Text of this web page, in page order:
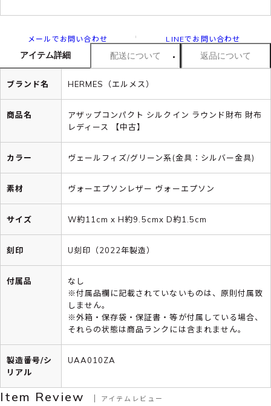
メールでお問い合わせ LINEでお問い合わせ
アイテム詳細 配送について 返品について
ブランド名 HERMES（エルメス）
商品名
アザップコンパクト シルクイン ラウンド財布 財布
レディース 【中古】
カラー ヴェールフィズ/グリーン系(金具：シルバー金具)
素材 ヴォーエプソンレザー ヴォーエプソン
サイズ W約11cm x H約9.5cmx D約1.5cm
刻印 U刻印（2022年製造）
付属品
なし
※付属品欄に記載されていないものは、原則付属致
しません。
※外箱・保存袋・保証書・等が付属している場合、
それらの状態は商品ランクには含まれません。
製造番号/シ
リアル
UAA010ZA
Item Review アイテムレビュー